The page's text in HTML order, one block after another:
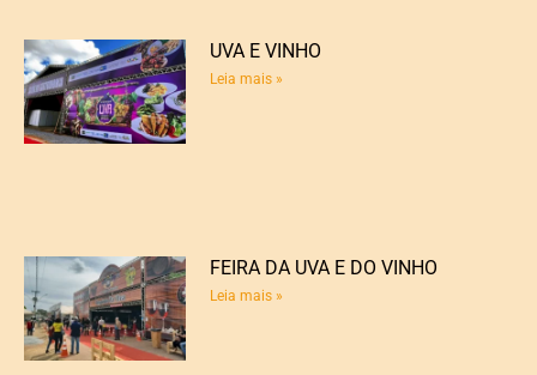
UVA E VINHO
Leia mais »
FEIRA DA UVA E DO VINHO
Leia mais »